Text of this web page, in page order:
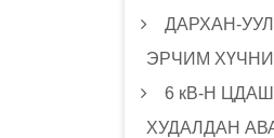
ДАРХАН-
ЭРЧИМ
6 кВ-Н
ХУДАЛДАН